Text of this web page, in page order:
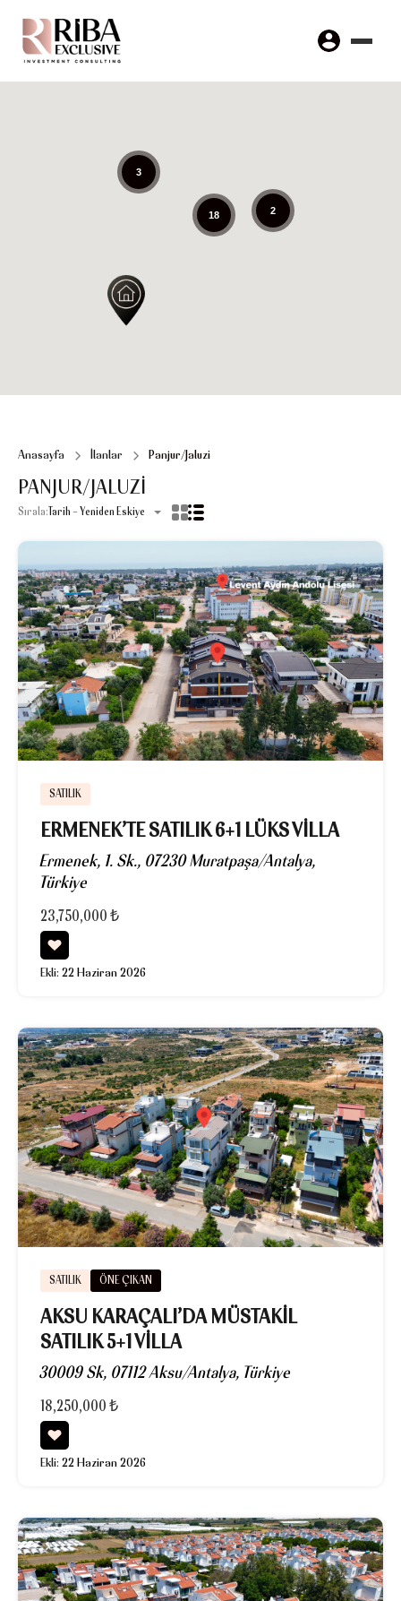
18
3
2
Anasayfa İlanlar Panjur/Jaluzi
PANJUR/JALUZI
Sırala: Tarih - Yeniden Eskiye
SATILIK
ERMENEK’TE SATILIK 6+1 LÜKS VILLA
Ermenek, 1. Sk., 07230 Muratpaşa/Antalya,
Türkiye
23,750,000 ₺
Ekli: 22 Haziran 2026
SATILIK ÖNE ÇIKAN
AKSU KARAÇALI’DA MÜSTAKIL
SATILIK 5+1 VILLA
30009 Sk, 07112 Aksu/Antalya, Türkiye
18,250,000 ₺
Ekli: 22 Haziran 2026